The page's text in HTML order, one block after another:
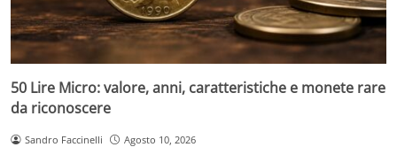
50 Lire Micro: valore, anni, caratteristiche e monete rare
da riconoscere
Sandro Faccinelli Agosto 10, 2026